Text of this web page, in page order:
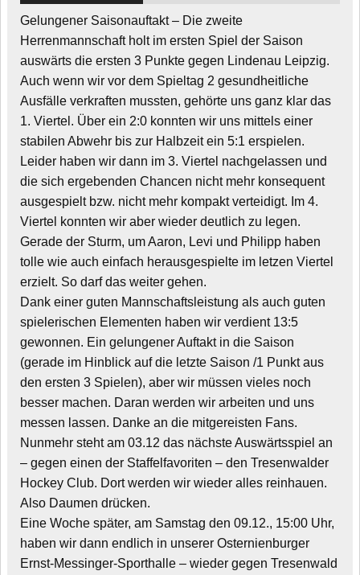
Gelungener Saisonauftakt – Die zweite
Herrenmannschaft holt im ersten Spiel der Saison
auswärts die ersten 3 Punkte gegen Lindenau Leipzig.
Auch wenn wir vor dem Spieltag 2 gesundheitliche
Ausfälle verkraften mussten, gehörte uns ganz klar das
1. Viertel. Über ein 2:0 konnten wir uns mittels einer
stabilen Abwehr bis zur Halbzeit ein 5:1 erspielen.
Leider haben wir dann im 3. Viertel nachgelassen und
die sich ergebenden Chancen nicht mehr konsequent
ausgespielt bzw. nicht mehr kompakt verteidigt. Im 4.
Viertel konnten wir aber wieder deutlich zu legen.
Gerade der Sturm, um Aaron, Levi und Philipp haben
tolle wie auch einfach herausgespielte im letzen Viertel
erzielt. So darf das weiter gehen.
Dank einer guten Mannschaftsleistung als auch guten
spielerischen Elementen haben wir verdient 13:5
gewonnen. Ein gelungener Auftakt in die Saison
(gerade im Hinblick auf die letzte Saison /1 Punkt aus
den ersten 3 Spielen), aber wir müssen vieles noch
besser machen. Daran werden wir arbeiten und uns
messen lassen. Danke an die mitgereisten Fans.
Nunmehr steht am 03.12 das nächste Auswärtsspiel an
– gegen einen der Staffelfavoriten – den Tresenwalder
Hockey Club. Dort werden wir wieder alles reinhauen.
Also Daumen drücken.
Eine Woche später, am Samstag den 09.12., 15:00 Uhr,
haben wir dann endlich in unserer Osternienburger
Ernst-Messinger-Sporthalle – wieder gegen Tresenwald